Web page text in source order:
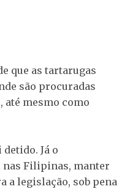
que as tartarugas
são procuradas
até mesmo como
Já o
nas Filipinas, manter
a legislação, sob pena